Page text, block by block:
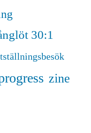
30:1
zine